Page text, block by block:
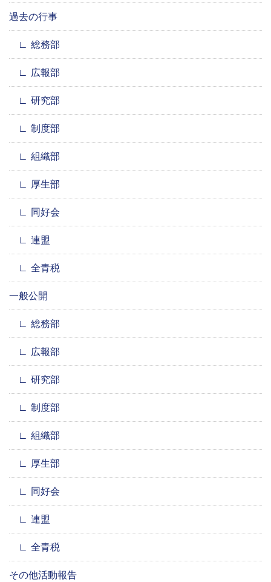
過去の行事
総務部
広報部
研究部
制度部
組織部
厚生部
同好会
連盟
全青税
一般公開
総務部
広報部
研究部
制度部
組織部
厚生部
同好会
連盟
全青税
その他活動報告